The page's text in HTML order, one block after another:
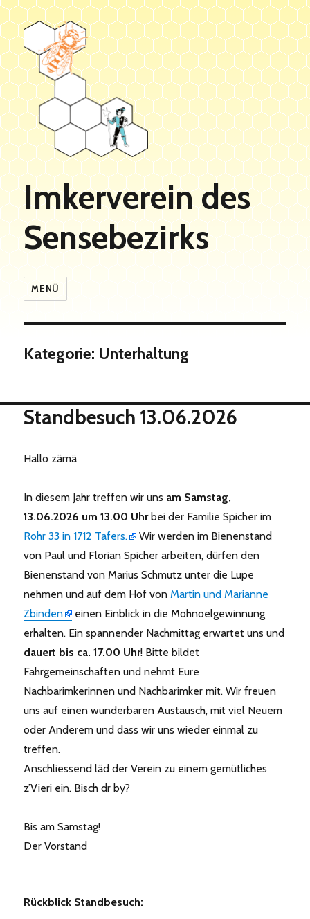
Imkerverein des
Sensebezirks
MENÜ
Kategorie: Unterhaltung
Standbesuch 13.06.2026
Hallo zämä
In diesem Jahr treffen wir uns am Samstag,
13.06.2026 um 13.00 Uhrbei der Familie Spicher im
Rohr 33 in 1712 Tafers.
Wir werden im Bienenstand
von Paul und Florian Spicher arbeiten, dürfen den
Bienenstand von Marius Schmutz unter die Lupe
nehmen und auf dem Hof vonMartin und Marianne
Zbinden
einen Einblick in die Mohnoelgewinnung
erhalten. Ein spannender Nachmittag erwartet uns und
dauert bis ca. 17.00 Uhr! Bitte bildet
Fahrgemeinschaften und nehmt Eure
Nachbarimkerinnen und Nachbarimker mit. Wir freuen
uns auf einen wunderbaren Austausch, mit viel Neuem
oder Anderem und dass wir uns wieder einmal zu
treffen.
Anschliessend läd der Verein zu einem gemütliches
z’Vieri ein. Bisch dr by?
Bis am Samstag!
Der Vorstand
Rückblick Standbesuch: